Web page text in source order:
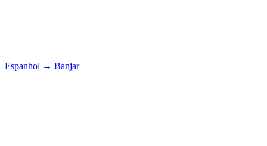
Espanhol → Banjar